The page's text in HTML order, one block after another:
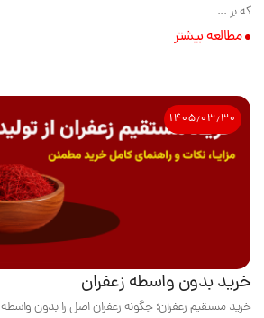
که بر ...
مطالعه بیشتر
۱۴۰۵٫۰۳٫۳۰
خرید بدون واسطه زعفران
خرید مستقیم زعفران؛ چگونه زعفران اصل را بدون